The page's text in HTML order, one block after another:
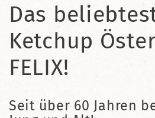
Das
Ketchup
FELIX!
Seit über 60 Jahren